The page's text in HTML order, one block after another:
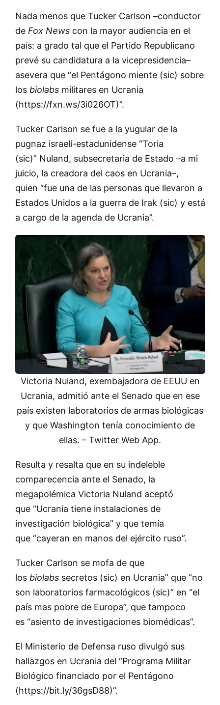
Nada menos que Tucker Carlson –conductor
de Fox Newscon la mayor audiencia en el
país: a grado tal que el Partido Republicano
prevé su candidatura a la vicepresidencia–
asevera que “el Pentágono miente (sic) sobre
los biolabs militares en Ucrania
(https://fxn.ws/3i026OT)”.
Tucker Carlson se fue a la yugular de la
pugnaz israelí-estadunidense Toria
(sic)
Nuland, subsecretaria de Estado –a mi
juicio, la creadora del caos en Ucrania–,
quien fue una de las personas que llevaron a
Estados Unidos a la guerra de Irak (sic) y está
a cargo de la agenda de Ucrania .
Victoria Nuland, exembajadora de EEUU en
Ucrania, admitió ante el Senado que en ese
país existen laboratorios de armas biológicas
y que Washington tenía conocimiento de
ellas. – Twitter Web App.
Resulta y resalta que en su indeleble
comparecencia ante el Senado, la
megapolémica Victoria Nuland aceptó
que Ucrania tiene instalaciones de
investigación biológica
y que temía
que cayeran en manos del ejército ruso .
Tucker Carlson se mofa de que
los biolabssecretos (sic) en Ucrania” que no
son laboratorios farmacológicos (sic)
en el
país mas pobre de Europa , que tampoco
es asiento de investigaciones biomédicas .
El Ministerio de Defensa ruso divulgó sus
hallazgos en Ucrania del “Programa Militar
Biológico financiado por el Pentágono
(https://bit.ly/36gsD88)”.